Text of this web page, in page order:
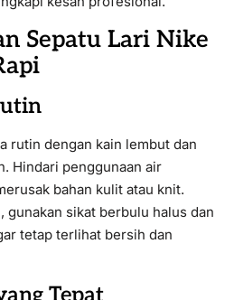
Sepatu Lari Nike
rutin dengan kain lembut dan
Hindari penggunaan air
bahan kulit atau knit.
gunakan sikat berbulu halus dan
tetap terlihat bersih dan